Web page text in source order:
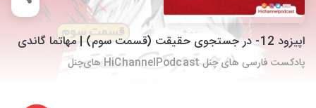
اپیزود 12- در جستجوی حقیقت (قسمت سوم) | مهاتما گاندی
پادکست فارسی های چنل HiChannelPodcast های‌چنل